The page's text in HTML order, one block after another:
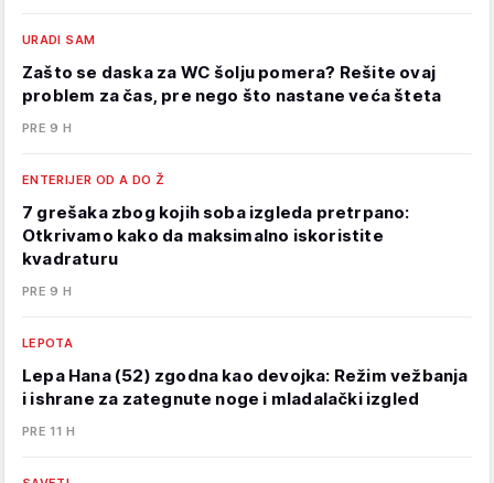
URADI SAM
Zašto se daska za WC šolju pomera? Rešite ovaj
problem za čas, pre nego što nastane veća šteta
PRE 9 H
ENTERIJER OD A DO Ž
7 grešaka zbog kojih soba izgleda pretrpano:
Otkrivamo kako da maksimalno iskoristite
kvadraturu
PRE 9 H
LEPOTA
Lepa Hana (52) zgodna kao devojka: Režim vežbanja
i ishrane za zategnute noge i mladalački izgled
PRE 11 H